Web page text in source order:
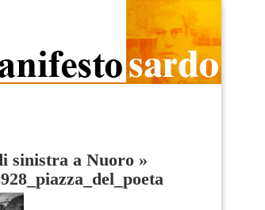
sinistra a Nuoro »